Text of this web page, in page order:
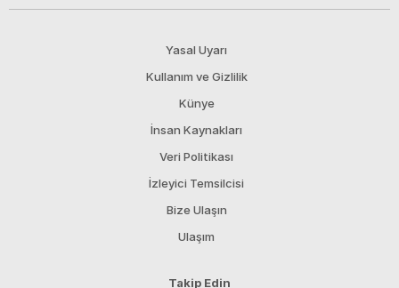
Yasal Uyarı
Kullanım ve Gizlilik
Künye
İnsan Kaynakları
Veri Politikası
İzleyici Temsilcisi
Bize Ulaşın
Ulaşım
Takip Edin